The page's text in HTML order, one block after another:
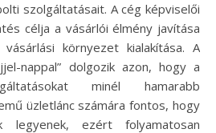
szolgáltatásait. A cég képviselői
célja a vásárlói élmény javítása
környezet kialakítása. A
nappal” dolgozik azon, hogy a
minél hamarabb
üzletlánc számára fontos, hogy
legyenek, ezért folyamatosan